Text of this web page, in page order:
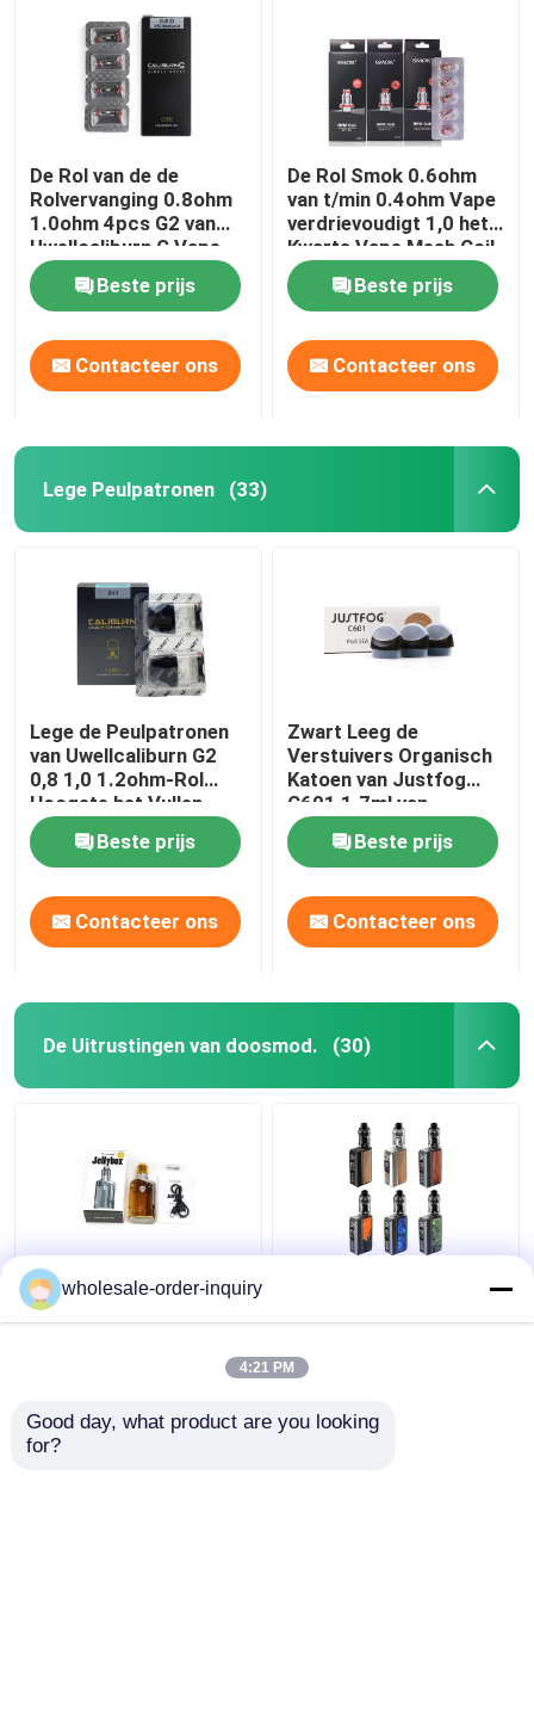
De Rol van de de
Rolvervanging 0.8ohm
1.0ohm 4pcs G2 van
Uwellcaliburn G Vape
Beste prijs
Contacteer ons
De Rol Smok 0.6ohm
van t/min 0.4ohm Vape
verdrievoudigt 1,0 het
Kwarts Vape Mesh Coil
Replacement van
Ohmsc 1.2ohm
Beste prijs
Contacteer ons
Lege Peulpatronen (33)
Lege de Peulpatronen
van Uwellcaliburn G2
0,8 1,0 1.2ohm-Rol
Hoogste het Vullen
Peulen
Beste prijs
Contacteer ons
Zwart Leeg de
Verstuivers Organisch
Katoen van Justfog
C601 1.7ml van
Peulpatronen
Beste prijs
Contacteer ons
De Uitrustingen van doosmod. (30)
Van de Doosmod. van
Rincoejellybox 228w
Uforce-L Tank Dual
18650 Battery Box Kits
wholesale-order-inquiry
4:21 PM
Good day, what product are you looking
for?